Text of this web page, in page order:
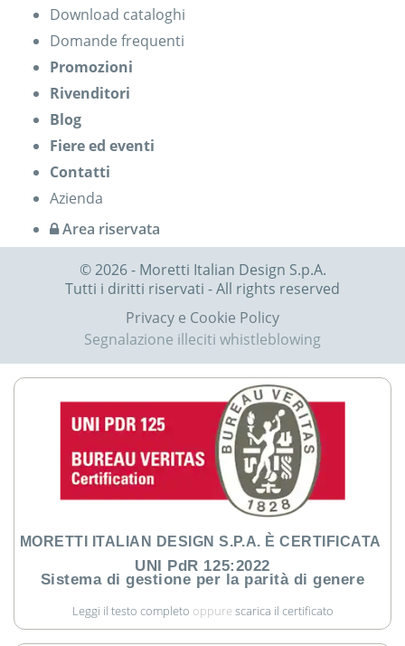
Download cataloghi
Domande frequenti
Promozioni
Rivenditori
Blog
Fiere ed eventi
Contatti
Azienda
Area riservata
© 2026 - Moretti Italian Design S.p.A.
Tutti i diritti riservati - All rights reserved
Privacy e Cookie Policy
Segnalazione illeciti whistleblowing
MORETTI ITALIAN DESIGN S.P.A. È CERTIFICATA
UNI PdR 125:2022
Sistema di gestione per la parità di genere
Leggi il testo completo oppure scarica il certificato